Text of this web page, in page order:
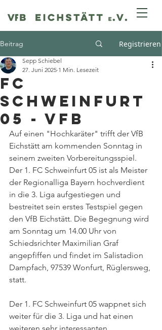
Beitrag Registrieren
FC
Schweinfurt
05 - VfB
Sepp Schiebel
27. Juni 2025 1 Min. Lesezeit
Auf einen "Hochkaräter" trifft der VfB
Eichstätt am kommenden Sonntag in
seinem zweiten Vorbereitungsspiel.
Der 1. FC Schweinfurt 05 ist als Meister
der Regionalliga Bayern hochverdient
in die 3. Liga aufgestiegen und
bestreitet sein erstes Testspiel gegen
den VfB Eichstätt. Die Begegnung wird
am Sonntag um 14.00 Uhr von
Schiedsrichter Maximilian Graf
angepfiffen und findet im Salistadion
Dampfach, 97539 Wonfurt, Rüglersweg,
statt.
Der 1. FC Schweinfurt 05 wappnet sich
weiter für die 3. Liga und hat einen